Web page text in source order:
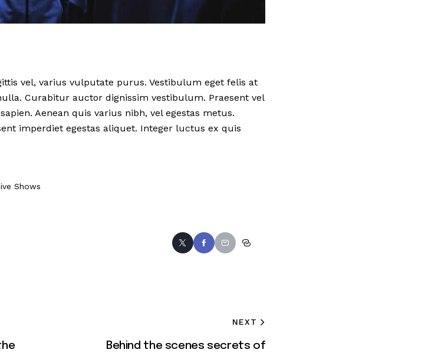
vel, varius vulputate purus. Vestibulum eget felis at
Curabitur auctor dignissim vestibulum. Praesent vel
Aenean quis varius nibh, vel egestas metus.
imperdiet egestas aliquet. Integer luctus ex quis
Shows
NEXT
Behind the scenes secrets of